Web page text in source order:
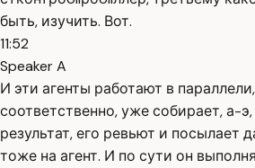
быть, изучить. Вот.
11:52
Speaker A
И эти агенты работают в
соответственно, уже собирает, а-
результат, его ревьют и посылает
тоже на агент. И по сути он